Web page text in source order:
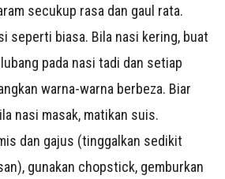
secukup rasa dan gaul rata.
seperti biasa. Bila nasi kering, buat
pada nasi tadi dan setiap
warna-warna berbeza. Biar
nasi masak, matikan suis.
dan gajus (tinggalkan sedikit
gunakan chopstick, gemburkan